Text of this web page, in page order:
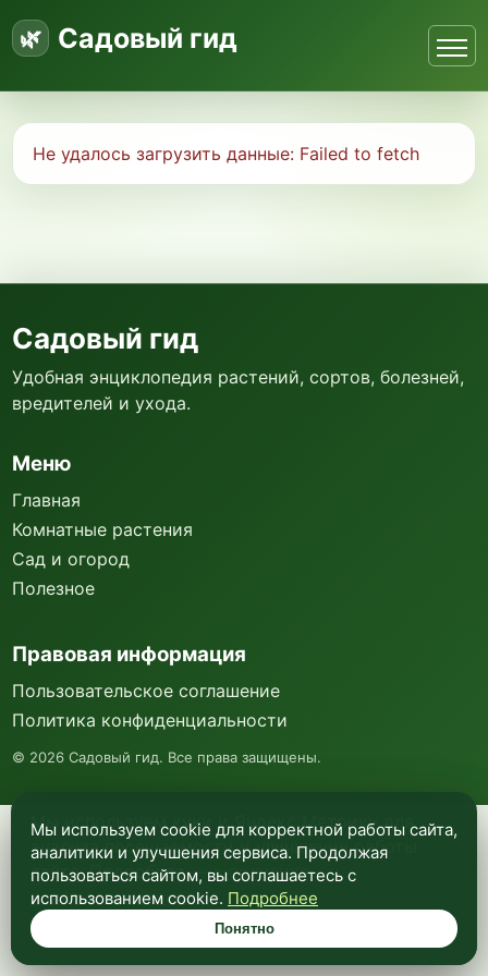
Садовый гид
Не удалось загрузить данные: Failed to fetch
Мы используем куки и Яндекс Метрику для
анализа посещаемости и улучшения работы
сайта. Подробнее —в политике
конфиденциальности.
Понятно
Садовый гид
Удобная энциклопедия растений, сортов, болезней,
вредителей и ухода.
Меню
Главная
Комнатные растения
Сад и огород
Полезное
Правовая информация
Пользовательское соглашение
Политика конфиденциальности
© 2026 Садовый гид. Все права защищены.
Мы используем cookie для корректной работы сайта,
аналитики и улучшения сервиса. Продолжая
пользоваться сайтом, вы соглашаетесь с
использованием cookie. Подробнее
Понятно